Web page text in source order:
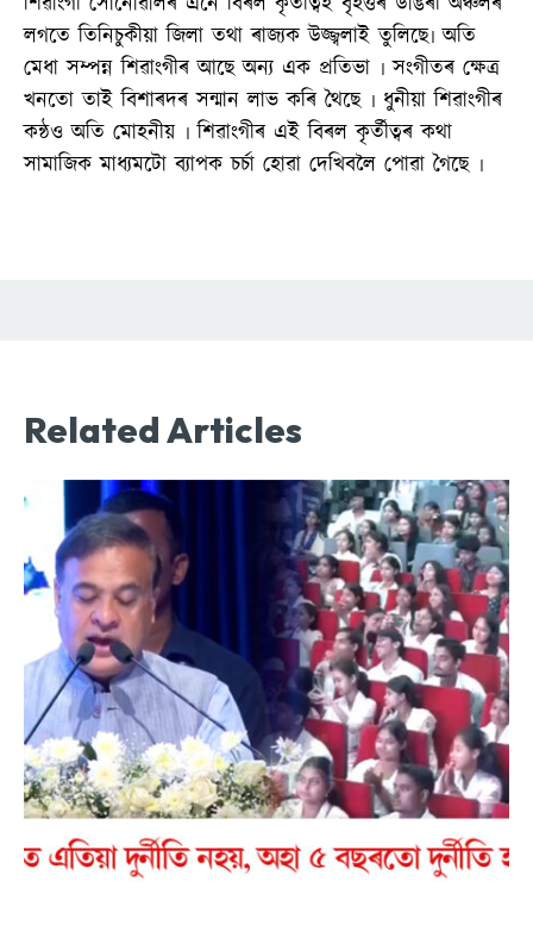
লগতে তিনিচুকীয়া জিলা তথা ৰাজ্যক উজ্জ্বলাই তুলিছে৷ অতি
মেধা সম্পন্ন শিৱাংগীৰ আছে অন্য এক প্ৰতিভা ৷ সংগীতৰ ক্ষেত্ৰ
খনতো তাই বিশাৰদৰ সন্মান লাভ কৰি থৈছে ৷ ধুনীয়া শিৱাংগীৰ
কন্ঠও অতি মোহনীয় ৷ শিৱাংগীৰ এই বিৰল কৃৰ্তীত্বৰ কথা
সামাজিক মাধ্যমটো ব্যাপক চৰ্চা হোৱা দেখিবলৈ পোৱা গৈছে ৷
Related Articles